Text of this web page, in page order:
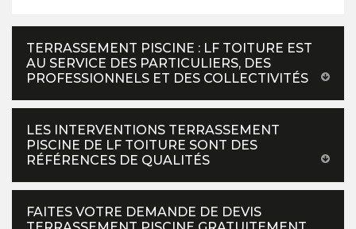
TERRASSEMENT PISCINE : LF TOITURE EST
AU SERVICE DES PARTICULIERS, DES
PROFESSIONNELS ET DES COLLECTIVITÉS
LES INTERVENTIONS TERRASSEMENT
PISCINE DE LF TOITURE SONT DES
RÉFÉRENCES DE QUALITÉS
FAITES VOTRE DEMANDE DE DEVIS